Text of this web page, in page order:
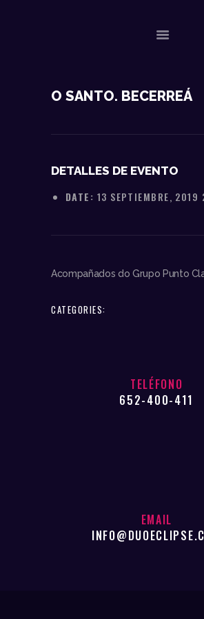
NOSOTROS
ACTUACIONES
O SANTO. BECERREÁ
DETALLES DE EVENTO
DATE: 13 SEPTIEMBRE,
Acompañados do Grupo Punto
CATEGORIES:
TELÉFONO
652-400-411
EMAIL